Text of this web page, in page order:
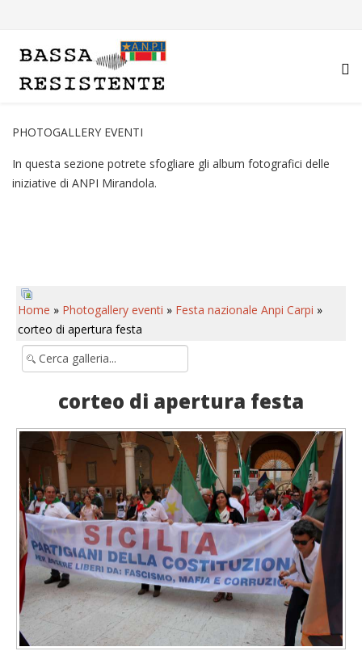
PHOTOGALLERY EVENTI
In questa sezione potrete sfogliare gli album fotografici delle
iniziative di ANPI Mirandola.
Home » Photogallery eventi » Festa nazionale Anpi Carpi »
corteo di apertura festa
corteo di apertura festa